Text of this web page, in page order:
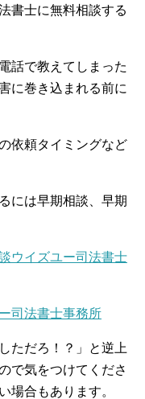
書士に無料相談する
話で教えてしまった
に巻き込まれる前に
依頼タイミングなど
には早期相談、早期
ウイズユー司法書士
司法書士事務所
ただろ！？」と逆上
で気をつけてくださ
場合もあります。